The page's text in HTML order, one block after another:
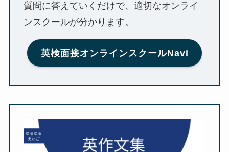
質問に答えていくだけで、適切なオンライ
ンスクールが分かります。
英検面接オンラインスクールNavi